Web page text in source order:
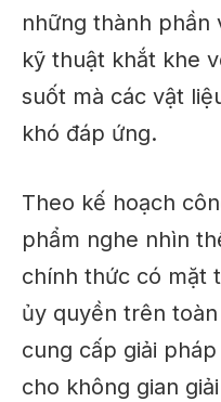
những thành phần
kỹ thuật khắt khe
suốt mà các vật
khó đáp ứng.
Theo kế hoạch
phẩm nghe nhìn
chính thức có mặt
ủy quyền trên
cung cấp giải
cho không gian